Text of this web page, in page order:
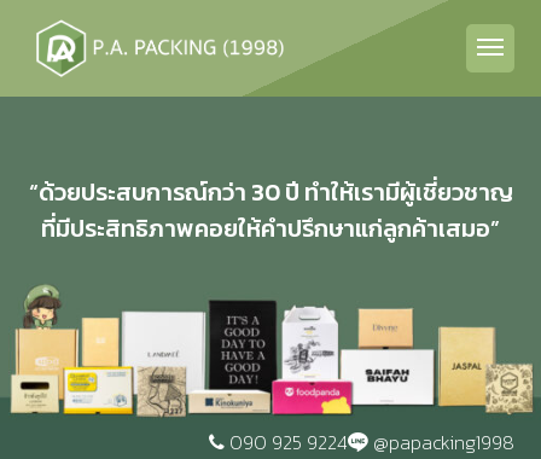
“ด้วยประสบการณ์กว่า 30 ปี ทำให้เรามีผู้เชี่ยวชาญ
ที่มีประสิทธิภาพคอยให้คำปรึกษาแก่ลูกค้าเสมอ”
090 925 9224 @papacking1998